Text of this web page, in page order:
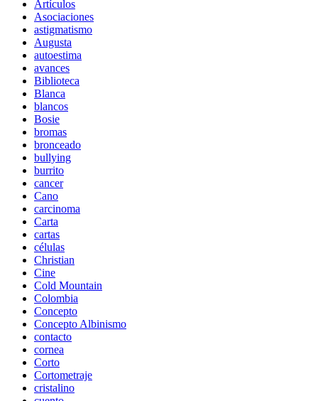
Artículos
Asociaciones
astigmatismo
Augusta
autoestima
avances
Biblioteca
Blanca
blancos
Bosie
bromas
bronceado
bullying
burrito
cancer
Cano
carcinoma
Carta
cartas
células
Christian
Cine
Cold Mountain
Colombia
Concepto
Concepto Albinismo
contacto
cornea
Corto
Cortometraje
cristalino